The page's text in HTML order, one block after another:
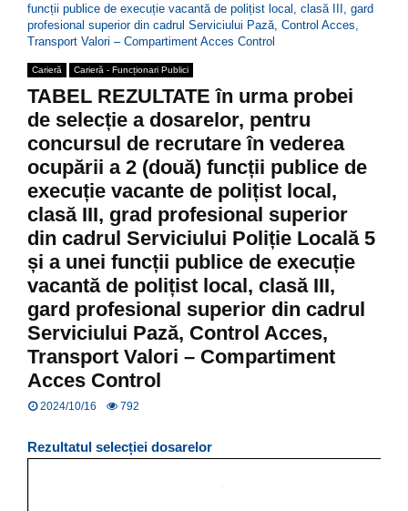
funcții publice de execuție vacantă de polițist local, clasă III, gard
profesional superior din cadrul Serviciului Pază, Control Acces,
Transport Valori – Compartiment Acces Control
Carieră Carieră - Funcționari Publici
TABEL REZULTATE în urma probei
de selecție a dosarelor, pentru
concursul de recrutare în vederea
ocupării a 2 (două) funcții publice de
execuție vacante de polițist local,
clasă III, grad profesional superior
din cadrul Serviciului Poliție Locală 5
și a unei funcții publice de execuție
vacantă de polițist local, clasă III,
gard profesional superior din cadrul
Serviciului Pază, Control Acces,
Transport Valori – Compartiment
Acces Control
2024/10/16 792
Rezultatul selecției dosarelor